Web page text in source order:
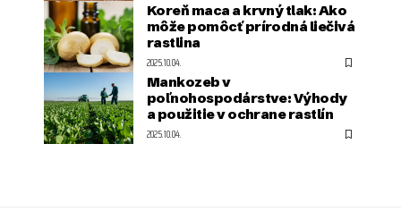
Koreň maca a krvný tlak: Ako
môže pomôcť prírodná liečivá
rastlina
2025.10.04.
Mankozeb v
poľnohospodárstve: Výhody
a použitie v ochrane rastlín
2025.10.04.